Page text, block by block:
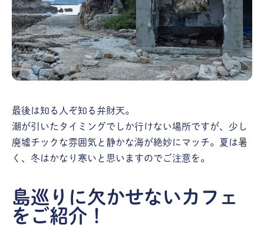
最後は知る人ぞ知る弁財天。
潮が引いたタイミングでしか行けない場所ですが、少し
廃墟チックな雰囲気と静かな海が絶妙にマッチ。夏は暑
く、冬はかなり寒いと思いますのでご注意を。
島巡りに欠かせないカフェ
をご紹介！